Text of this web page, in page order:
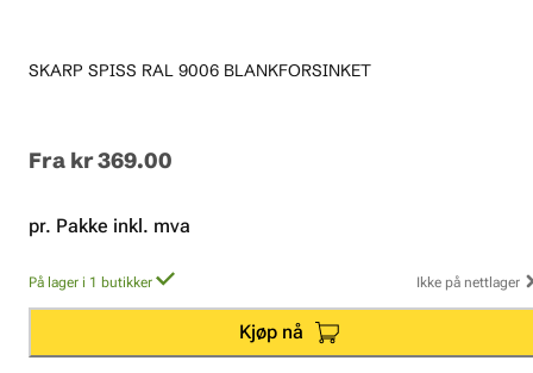
SKARP SPISS RAL 9006 BLANKFORSINKET
Fra kr 369.00
pr. Pakke inkl. mva
På lager i 1 butikker Ikke på nettlager
Kjøp nå